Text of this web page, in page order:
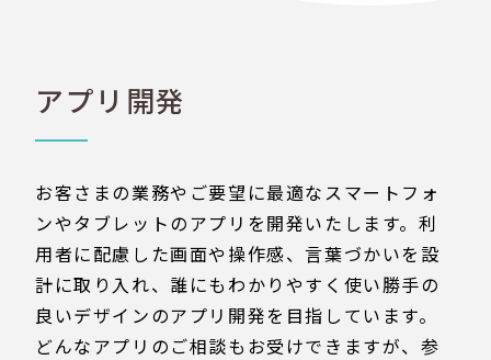
アプリ開発
お客さまの業務やご要望に最適なスマートフォ
ンやタブレットのアプリを開発いたします。利
用者に配慮した画面や操作感、言葉づかいを設
計に取り入れ、誰にもわかりやすく使い勝手の
良いデザインのアプリ開発を目指しています。
どんなアプリのご相談もお受けできますが、参